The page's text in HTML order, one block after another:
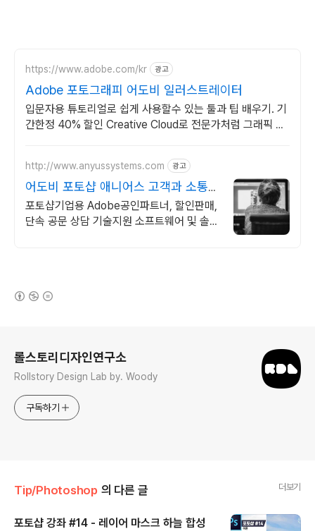
https://www.adobe.com/kr 광고
Adobe 포토그래피 어도비 일러스트레이터
입문자용 튜토리얼로 쉽게 사용할수 있는 툴과 팁 배우기. 기
간한정 40% 할인 Creative Cloud로 전문가처럼 그래픽 디
http://www.anyussystems.com 광고
어도비 포토샵 애니어스 고객과 소통하
는 IT 파트너
포토샵기업용 Adobe공인파트너, 할인판매,
단속 공문 상담 기술지원 소프트웨어 및 솔루
롤스토리디자인연구소
Rollstory Design Lab by. Woody
구독하기
Tip/Photoshop 의 다른 글 더보기
포토샵 강좌 #14 - 레이어 마스크 하늘 합성